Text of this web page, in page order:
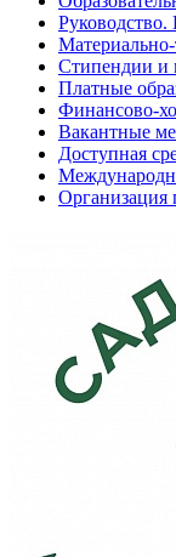
Руководство.
Материально-
Стипендии и
Платные
Финансово-
Вакантные
Доступная
Организация